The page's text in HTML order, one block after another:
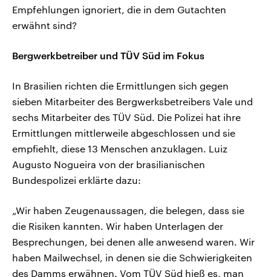
Empfehlungen ignoriert, die in dem Gutachten
erwähnt sind?
Bergwerkbetreiber und TÜV Süd im Fokus
In Brasilien richten die Ermittlungen sich gegen
sieben Mitarbeiter des Bergwerksbetreibers Vale und
sechs Mitarbeiter des TÜV Süd. Die Polizei hat ihre
Ermittlungen mittlerweile abgeschlossen und sie
empfiehlt, diese 13 Menschen anzuklagen. Luiz
Augusto Nogueira von der brasilianischen
Bundespolizei erklärte dazu:
„Wir haben Zeugenaussagen, die belegen, dass sie
die Risiken kannten. Wir haben Unterlagen der
Besprechungen, bei denen alle anwesend waren. Wir
haben Mailwechsel, in denen sie die Schwierigkeiten
des Damms erwähnen. Vom TÜV Süd hieß es, man